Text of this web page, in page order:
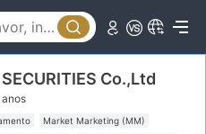
Co.,Ltd
Market Marketing (MM)